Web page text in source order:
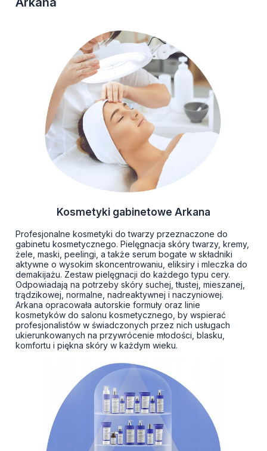
Kosmetyki gabinetowe Arkana
Profesjonalne kosmetyki do twarzy przeznaczone do
gabinetu kosmetycznego. Pielęgnacja skóry twarzy, kremy,
żele, maski, peelingi, a także serum bogate w składniki
aktywne o wysokim skoncentrowaniu, eliksiry i mleczka do
demakijażu. Zestaw pielęgnacji do każdego typu cery.
Odpowiadają na potrzeby skóry suchej, tłustej, mieszanej,
trądzikowej, normalne, nadreaktywnej i naczyniowej.
Arkana opracowała autorskie formuły oraz linie
kosmetyków do salonu kosmetycznego, by wspierać
profesjonalistów w świadczonych przez nich usługach
ukierunkowanych na przywrócenie młodości, blasku,
komfortu i piękna skóry w każdym wieku.